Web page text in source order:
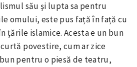
său și lupta sa pentru
omului, este pus față în față cu
țările islamice. Acesta e un bun
povestire, cum ar zice
pentru o piesă de teatru,